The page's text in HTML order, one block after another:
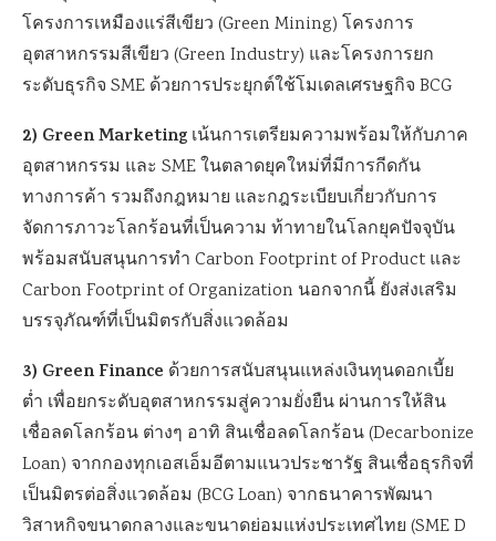
โครงการเหมืองแร่สีเขียว (Green Mining) โครงการ
อุตสาหกรรมสีเขียว (Green Industry) และโครงการยก
ระดับธุรกิจ SME ด้วยการประยุกต์ใช้โมเดลเศรษฐกิจ BCG
2) Green Marketing เน้นการเตรียมความพร้อมให้กับภาค
อุตสาหกรรม และ SME ในตลาดยุคใหม่ที่มีการกีดกัน
ทางการค้า รวมถึงกฎหมาย และกฎระเบียบเกี่ยวกับการ
จัดการภาวะโลกร้อนที่เป็นความ ท้าทายในโลกยุคปัจจุบัน
พร้อมสนับสนุนการทำ Carbon Footprint of Product และ
Carbon Footprint of Organization นอกจากนี้ ยังส่งเสริม
บรรจุภัณฑ์ที่เป็นมิตรกับสิ่งแวดล้อม
3) Green Finance ด้วยการสนับสนุนแหล่งเงินทุนดอกเบี้ย
ต่ำ เพื่อยกระดับอุตสาหกรรมสู่ความยั่งยืน ผ่านการให้สิน
เชื่อลดโลกร้อน ต่างๆ อาทิ สินเชื่อลดโลกร้อน (Decarbonize
Loan) จากกองทุกเอสเอ็มอีตามแนวประชารัฐ สินเชื่อธุรกิจที่
เป็นมิตรต่อสิ่งแวดล้อม (BCG Loan) จากธนาคารพัฒนา
วิสาหกิจขนาดกลางและขนาดย่อมแห่งประเทศไทย (SME D